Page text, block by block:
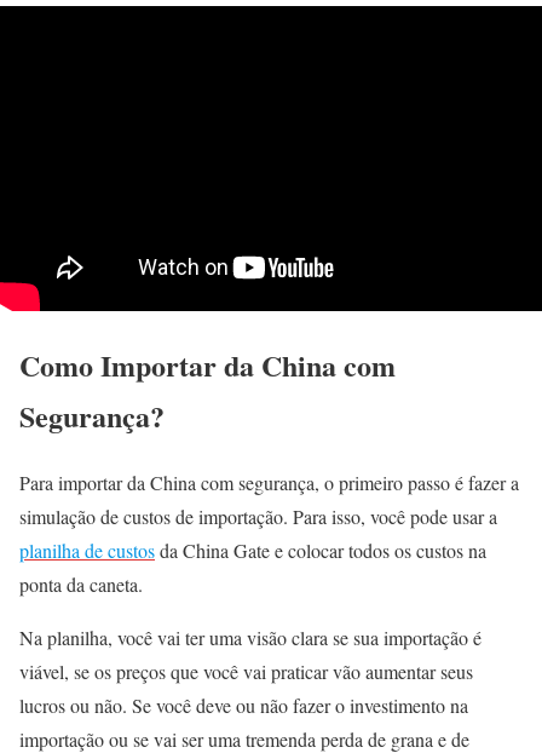
Como Importar da China com
Segurança?
Para importar da China com segurança, o primeiro passo é fazer a
simulação de custos de importação. Para isso, você pode usar a
planilha de custosda China Gate e colocar todos os custos na
ponta da caneta.
Na planilha, você vai ter uma visão clara se sua importação é
viável, se os preços que você vai praticar vão aumentar seus
lucros ou não. Se você deve ou não fazer o investimento na
importação ou se vai ser uma tremenda perda de grana e de